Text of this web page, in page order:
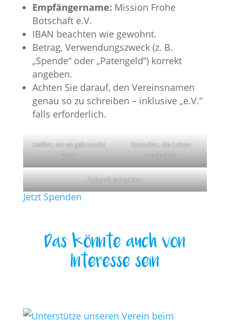
Empfängername: Mission Frohe
Botschaft e.V.
IBAN beachten wie gewohnt.
Betrag, Verwendungszweck (z. B.
„Spende“ oder „Patengeld“) korrekt
angeben.
Achten Sie darauf, den Vereinsnamen
genau so zu schreiben – inklusive „e.V.“
falls erforderlich.
Helfen, wo es gebraucht
wird
Spenden, die Leben
verändern
Zukunft schenken
Jetzt Spenden
Das könnte auch von
Interesse sein